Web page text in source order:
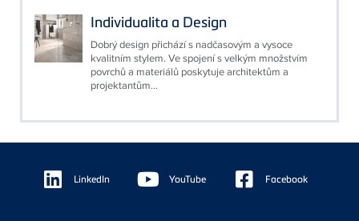
Individualita a Design
Dobrý design přichází s nadčasovým a vysoce
kvalitním stylem. Ve spojení s velkým množstvím
povrchů a materiálů poskytuje architektům a
projektantům...
Floating
Sidebar LinkedIn YouTube Facebook